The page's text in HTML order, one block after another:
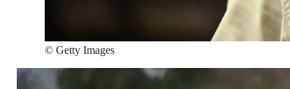
© Getty Images